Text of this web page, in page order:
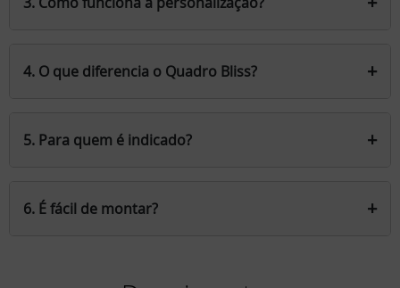
Moldura:Relevo em Madeira ecológica, 5cm de
imagem favorita, tornando-o único e especial.
4. O que diferencia o Quadro Bliss? +
com Glow intenso. Moldura elegante e moderna
5. Para quem é indicado? +
personalidade ou presentear com um toque
especial e exclusivo.
6. É fácil de montar? +